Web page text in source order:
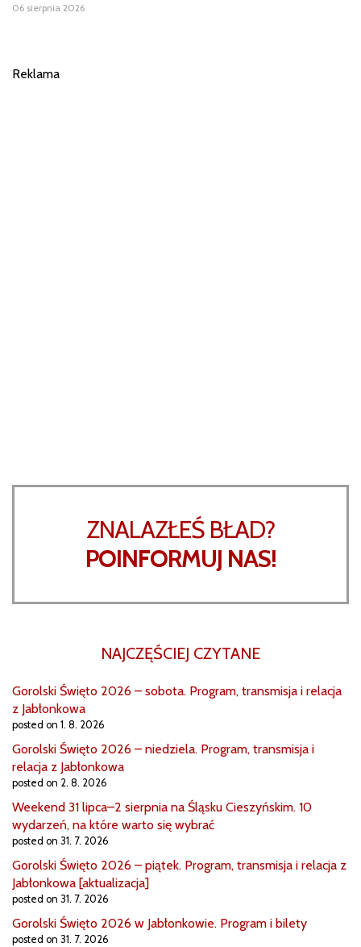
06 sierpnia 2026
Reklama
ZNALAZŁEŚ BŁAD?
POINFORMUJ NAS!
NAJCZĘŚCIEJ CZYTANE
Gorolski Święto 2026 – sobota. Program, transmisja i relacja
z Jabłonkowa
posted on 1. 8. 2026
Gorolski Święto 2026 – niedziela. Program, transmisja i
relacja z Jabłonkowa
posted on 2. 8. 2026
Weekend 31 lipca–2 sierpnia na Śląsku Cieszyńskim. 10
wydarzeń, na które warto się wybrać
posted on 31. 7. 2026
Gorolski Święto 2026 – piątek. Program, transmisja i relacja z
Jabłonkowa [aktualizacja]
posted on 31. 7. 2026
Gorolski Święto 2026 w Jabłonkowie. Program i bilety
posted on 31. 7. 2026